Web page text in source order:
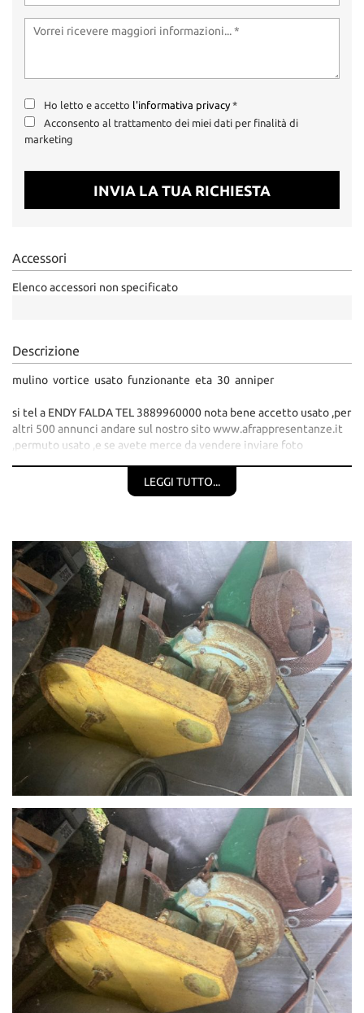
Ho letto e accetto l'informativa privacy*
Acconsento al trattamento dei miei dati per finalità di
marketing
INVIA LA TUA RICHIESTA
Accessori
Elenco accessori non specificato
Descrizione
mulino vortice usato funzionante eta 30 anniper
si tel a ENDY FALDA TEL 3889960000 nota bene accetto usato ,per
altri 500 annunci andare sul nostro sito www.afrappresentanze.it
,permuto usato ,e se avete merce da vendere inviare foto
gratis.,pagina facebook wwwendyrappresentanze.com mettete
annunci li gratis con iscrizione gratis OPPURE email
aziendali con legali educazione al primo posto
LEGGI TUTTO...
Cookie delle preferenze
Cookie per il miglioramento dell'esperienza utente
Cookie analitici
Leggi
policy
Salva